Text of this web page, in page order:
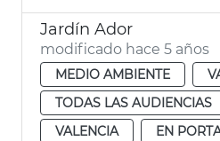
Jardín Ador
modificado hace 5 años
MEDIO AMBIENTE
TODAS LAS AUDIENCIAS
VALENCIA
EN